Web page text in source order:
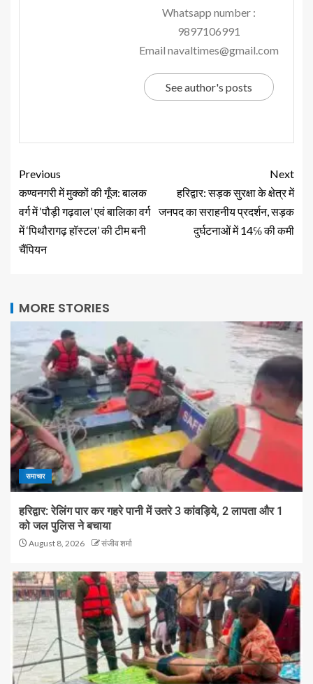
Whatsapp number :
9897106991
Email navaltimes@gmail.com
See author's posts
Previous
कण्वनगरी में मुक्कों की गूँज: बालक
वर्ग में ‘पौड़ी गढ़वाल’ एवं बालिका वर्ग
में ‘पिथौरागढ़ हॉस्टल’ की टीम बनी
चैंपियन
Next
हरिद्वार: सड़क सुरक्षा के क्षेत्र में
जनपद का सराहनीय प्रदर्शन, सड़क
दुर्घटनाओं में 14℅ की कमी
MORE STORIES
समाचार
हरिद्वार: रेलिंग पार कर गहरे पानी में उतरे 3 कांवड़िये, 2 लापता और 1
को जल पुलिस ने बचाया
August 8, 2026 संजीव शर्मा